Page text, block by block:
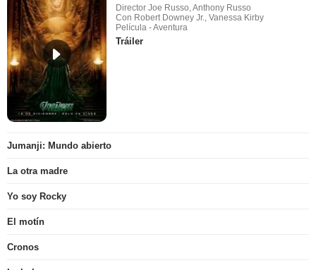
Director Joe Russo, Anthony Russo
Con Robert Downey Jr., Vanessa Kirby
Película - Aventura
Tráiler
Jumanji: Mundo abierto
La otra madre
Yo soy Rocky
El motín
Cronos